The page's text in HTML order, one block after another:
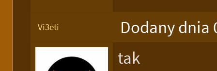
Vi3eti Dodany dnia
tak